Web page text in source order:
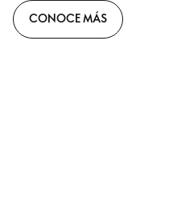
CONOCE MÁS